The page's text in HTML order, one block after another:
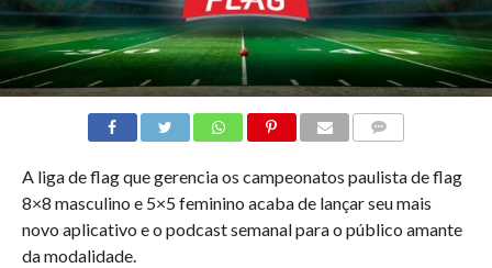
A liga de flag que gerencia os campeonatos paulista de flag
8×8 masculino e 5×5 feminino acaba de lançar seu mais
novo aplicativo e o podcast semanal para o público amante
da modalidade.